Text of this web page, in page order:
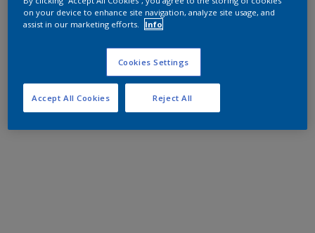
on your device to enhance site navigation, analyze site usage, and
assist in our marketing efforts.
Info
Cookies Settings
Reject All
Accept All Cookies